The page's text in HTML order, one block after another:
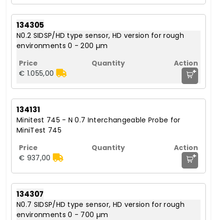
134305
N0.2 SIDSP/HD type sensor, HD version for rough
environments 0 - 200 µm
€ 1.055,00 +
134131
Minitest 745 - N 0.7 Interchangeable Probe for
MiniTest 745
€ 937,00 +
134307
N0.7 SIDSP/HD type sensor, HD version for rough
environments 0 - 700 µm